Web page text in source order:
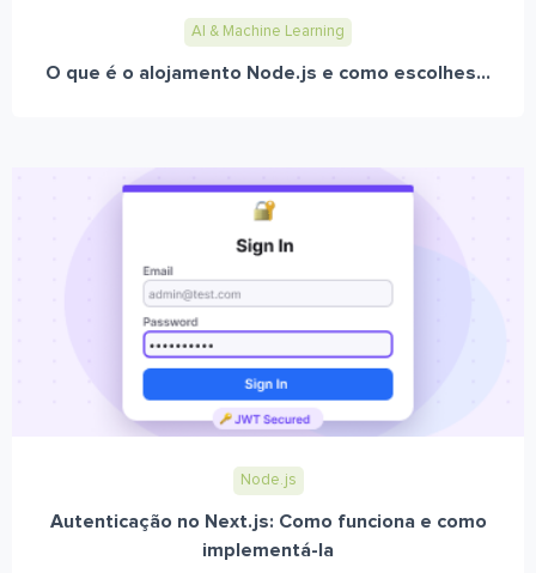
AI & Machine Learning
O que é o alojamento Node.js e como escolhes...
Node.js
Autenticação no Next.js: Como funciona e como
implementá-la